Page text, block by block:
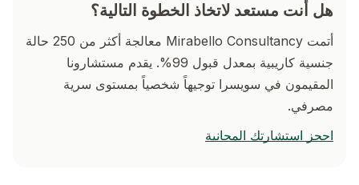
هل أنت مستعد لاتخاذ الخطوة التالية؟
أتمت Mirabello Consultancy معالجة أكثر من 250 حالة
جنسية كاريبية بمعدل قبول 99%. يقدم مستشارونا
المقيمون في سويسرا توجيهاً شخصياً بمستوى سرية
مصرفي.
احجز استشارتك المجانية